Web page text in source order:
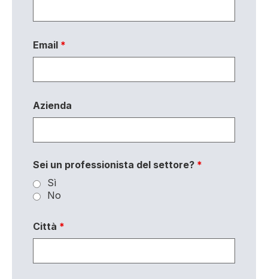
Email *
Azienda
Sei un professionista del settore? *
Sì
No
Città *